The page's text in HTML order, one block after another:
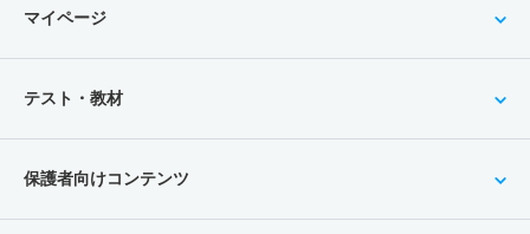
マイページ
テスト・教材
保護者向けコンテンツ